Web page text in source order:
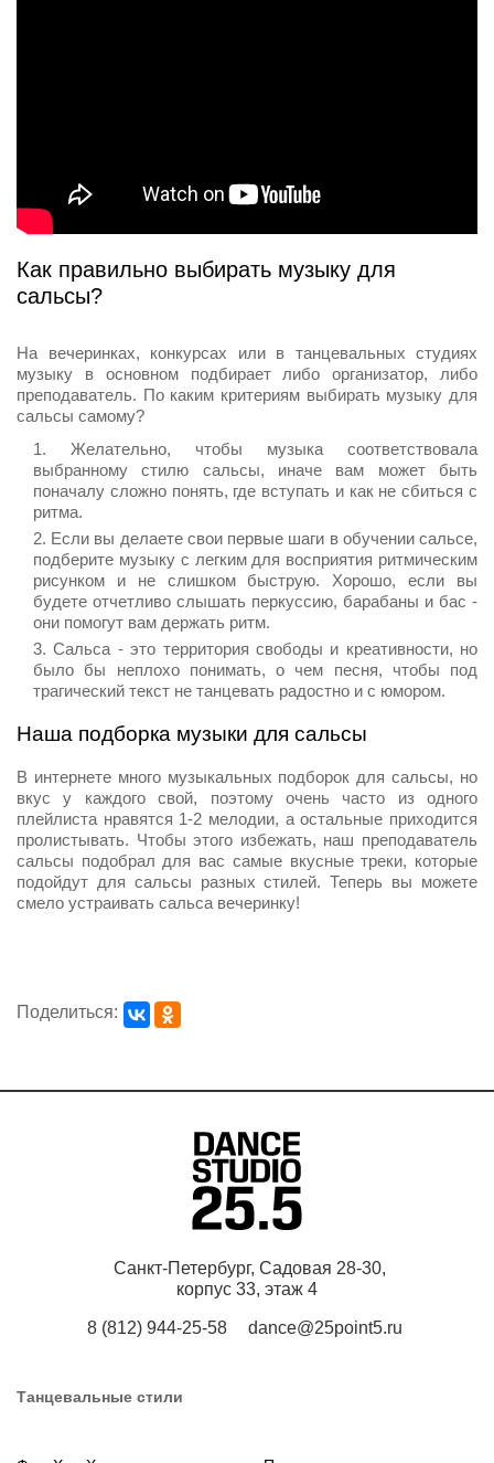
Как правильно выбирать музыку для
сальсы?
На вечеринках, конкурсах или в танцевальных студиях
музыку в основном подбирает либо организатор, либо
преподаватель. По каким критериям выбирать музыку для
сальсы самому?
Желательно, чтобы музыка соответствовала
выбранному стилю сальсы, иначе вам может быть
поначалу сложно понять, где вступать и как не сбиться с
ритма.
Если вы делаете свои первые шаги в обучении сальсе,
подберите музыку с легким для восприятия ритмическим
рисунком и не слишком быструю. Хорошо, если вы
будете отчетливо слышать перкуссию, барабаны и бас -
они помогут вам держать ритм.
Сальса - это территория свободы и креативности, но
было бы неплохо понимать, о чем песня, чтобы под
трагический текст не танцевать радостно и с юмором.
Наша подборка музыки для сальсы
В интернете много музыкальных подборок для сальсы, но
вкус у каждого свой, поэтому очень часто из одного
плейлиста нравятся 1-2 мелодии, а остальные приходится
пролистывать. Чтобы этого избежать, наш преподаватель
сальсы подобрал для вас самые вкусные треки, которые
подойдут для сальсы разных стилей. Теперь вы можете
смело устраивать сальса вечеринку!
Поделиться:
Санкт-Петербург, Садовая 28-30,
корпус 33, этаж 4
8 (812) 944-25-58 dance@25point5.ru
Танцевальные стили